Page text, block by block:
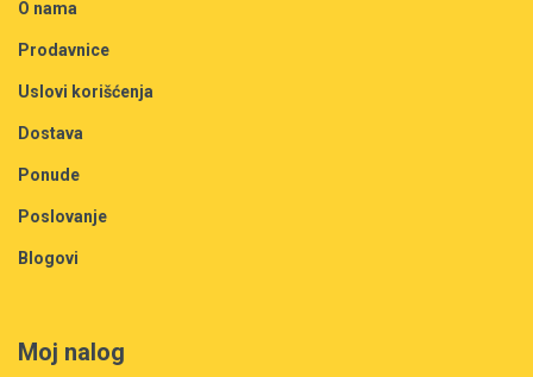
O nama
Prodavnice
Uslovi korišćenja
Dostava
Ponude
Poslovanje
Blogovi
Moj nalog